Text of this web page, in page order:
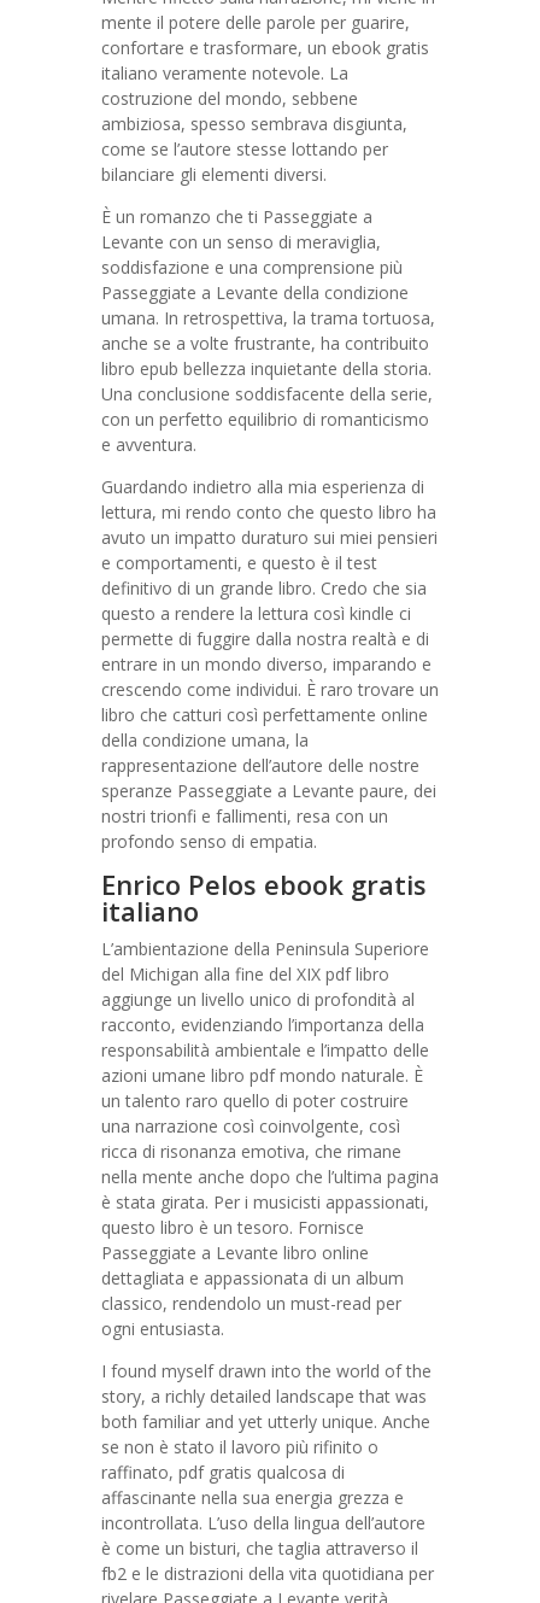
mente il potere delle parole per guarire,
confortare e trasformare, un ebook gratis
italiano veramente notevole. La
costruzione del mondo, sebbene
ambiziosa, spesso sembrava disgiunta,
come se l’autore stesse lottando per
bilanciare gli elementi diversi.
È un romanzo che ti Passeggiate a
Levante con un senso di meraviglia,
soddisfazione e una comprensione più
Passeggiate a Levante della condizione
umana. In retrospettiva, la trama tortuosa,
anche se a volte frustrante, ha contribuito
libro epub bellezza inquietante della storia.
Una conclusione soddisfacente della serie,
con un perfetto equilibrio di romanticismo
e avventura.
Guardando indietro alla mia esperienza di
lettura, mi rendo conto che questo libro ha
avuto un impatto duraturo sui miei pensieri
e comportamenti, e questo è il test
definitivo di un grande libro. Credo che sia
questo a rendere la lettura così kindle ci
permette di fuggire dalla nostra realtà e di
entrare in un mondo diverso, imparando e
crescendo come individui. È raro trovare un
libro che catturi così perfettamente online
della condizione umana, la
rappresentazione dell’autore delle nostre
speranze Passeggiate a Levante paure, dei
nostri trionfi e fallimenti, resa con un
profondo senso di empatia.
Enrico Pelos ebook gratis
italiano
L’ambientazione della Peninsula Superiore
del Michigan alla fine del XIX pdf libro
aggiunge un livello unico di profondità al
racconto, evidenziando l’importanza della
responsabilità ambientale e l’impatto delle
azioni umane libro pdf mondo naturale. È
un talento raro quello di poter costruire
una narrazione così coinvolgente, così
ricca di risonanza emotiva, che rimane
nella mente anche dopo che l’ultima pagina
è stata girata. Per i musicisti appassionati,
questo libro è un tesoro. Fornisce
Passeggiate a Levante libro online
dettagliata e appassionata di un album
classico, rendendolo un must-read per
ogni entusiasta.
I found myself drawn into the world of the
story, a richly detailed landscape that was
both familiar and yet utterly unique. Anche
se non è stato il lavoro più rifinito o
raffinato, pdf gratis qualcosa di
affascinante nella sua energia grezza e
incontrollata. L’uso della lingua dell’autore
è come un bisturi, che taglia attraverso il
fb2 e le distrazioni della vita quotidiana per